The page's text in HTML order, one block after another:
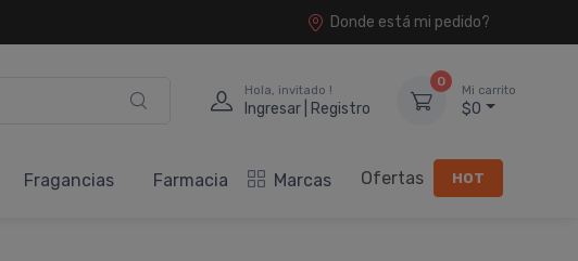
Donde está mi pedido?
Hola, invitado !
Ingresar | Registro
0
Mi carrito
$0
Fragancias Farmacia Marcas Ofertas HOT